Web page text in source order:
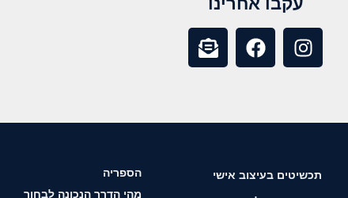
תכשיטים בעיצוב אישי
הספריה
מהי הדרך הנכונה לבחור